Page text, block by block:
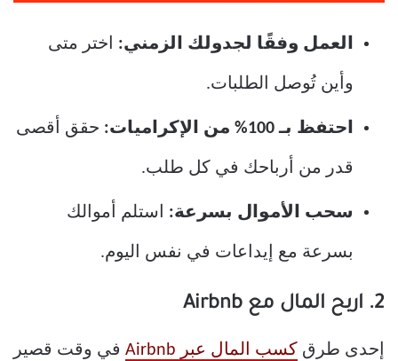
العمل وفقًا لجدولك الزمني: اختر متى
وأين تُوصل الطلبات.
احتفظ بـ 100% من الإكراميات: حقق أقصى
قدر من أرباحك في كل طلب.
سحب الأموال بسرعة: استلم أموالك
بسرعة مع إيداعات في نفس اليوم.
2. اربح المال مع Airbnb
إحدى طرق كسب المال عبر Airbnb في وقت قصير